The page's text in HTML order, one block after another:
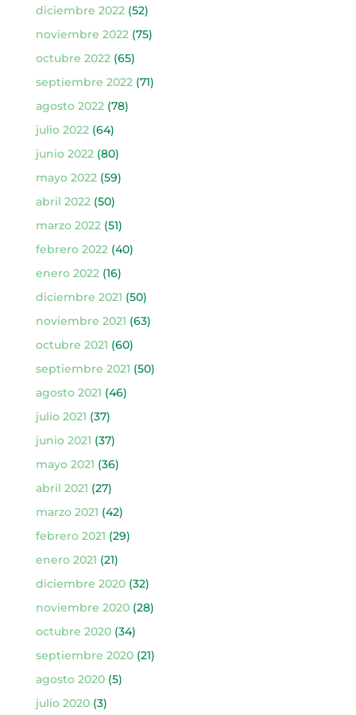
diciembre 2022 (52)
noviembre 2022 (75)
octubre 2022 (65)
septiembre 2022 (71)
agosto 2022 (78)
julio 2022 (64)
junio 2022 (80)
mayo 2022 (59)
abril 2022 (50)
marzo 2022 (51)
febrero 2022 (40)
enero 2022 (16)
diciembre 2021 (50)
noviembre 2021 (63)
octubre 2021 (60)
septiembre 2021 (50)
agosto 2021 (46)
julio 2021 (37)
junio 2021 (37)
mayo 2021 (36)
abril 2021 (27)
marzo 2021 (42)
febrero 2021 (29)
enero 2021 (21)
diciembre 2020(32)
noviembre 2020(28)
octubre 2020(34)
septiembre 2020(21)
agosto 2020(5)
julio 2020(3)